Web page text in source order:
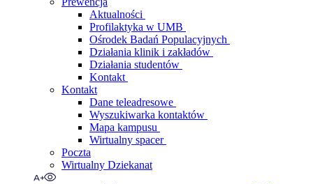
Aktualności
Profilaktyka w UMB
Ośrodek Badań Populacyjnych
Działania klinik i zakładów
Działania studentów
Kontakt
Kontakt
Dane teleadresowe
Wyszukiwarka kontaktów
Mapa kampusu
Wirtualny spacer
Poczta
Wirtualny Dziekanat